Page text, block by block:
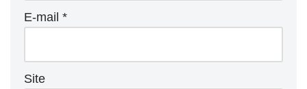
E-mail *
Site